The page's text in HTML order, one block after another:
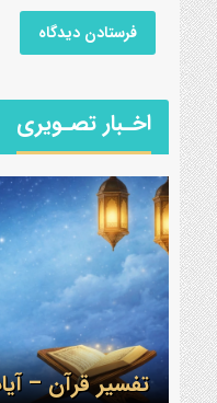
اخـبار تصـویری
21
ولادت